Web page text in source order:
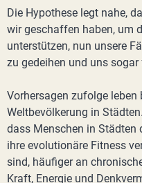
Die Hypothese legt nahe,
wir geschaffen haben, um
unterstützen, nun unsere
zu gedeihen und uns
Vorhersagen zufolge leben
Weltbevölkerung in
dass Menschen in Städten
ihre evolutionäre Fitness
sind, häufiger an
Kraft, Energie und